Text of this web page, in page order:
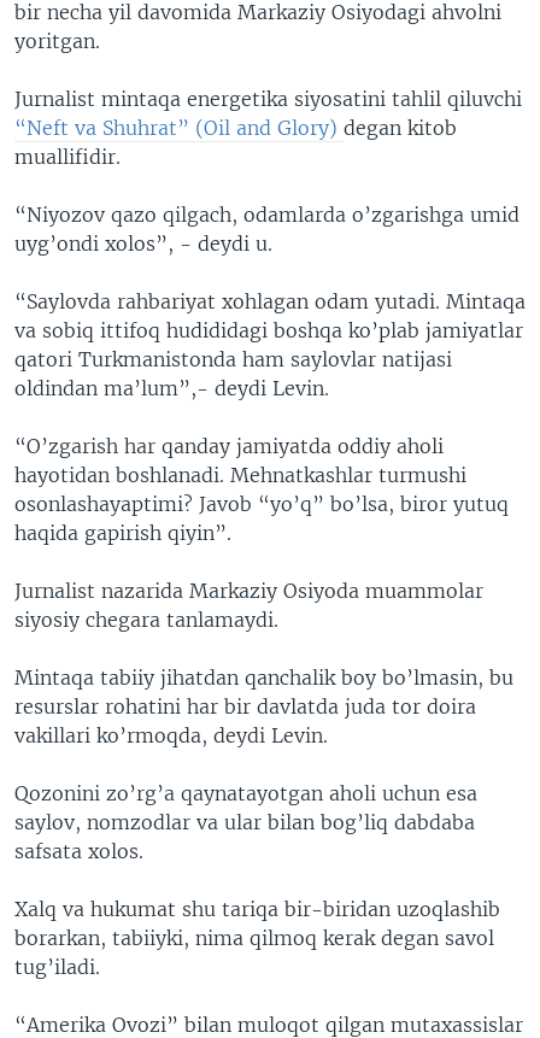
bir necha yil davomida Markaziy Osiyodagi ahvolni
yoritgan.
Jurnalist mintaqa energetika siyosatini tahlil qiluvchi
“Neft va Shuhrat” (Oil and Glory) degan kitob
muallifidir.
“Niyozov qazo qilgach, odamlarda o’zgarishga umid
uyg’ondi xolos”, - deydi u.
“Saylovda rahbariyat xohlagan odam yutadi. Mintaqa
va sobiq ittifoq hudididagi boshqa ko’plab jamiyatlar
qatori Turkmanistonda ham saylovlar natijasi
oldindan ma’lum”,- deydi Levin.
“O’zgarish har qanday jamiyatda oddiy aholi
hayotidan boshlanadi. Mehnatkashlar turmushi
osonlashayaptimi? Javob “yo’q” bo’lsa, biror yutuq
haqida gapirish qiyin”.
Jurnalist nazarida Markaziy Osiyoda muammolar
siyosiy chegara tanlamaydi.
Mintaqa tabiiy jihatdan qanchalik boy bo’lmasin, bu
resurslar rohatini har bir davlatda juda tor doira
vakillari ko’rmoqda, deydi Levin.
Qozonini zo’rg’a qaynatayotgan aholi uchun esa
saylov, nomzodlar va ular bilan bog’liq dabdaba
safsata xolos.
Xalq va hukumat shu tariqa bir-biridan uzoqlashib
borarkan, tabiiyki, nima qilmoq kerak degan savol
tug’iladi.
“Amerika Ovozi” bilan muloqot qilgan mutaxassislar